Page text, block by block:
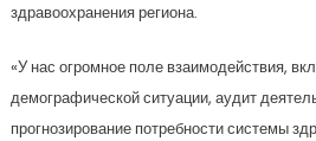
здравоохранения региона.
«У нас огромное поле взаимодействия,
демографической ситуации, аудит
прогнозирование потребности системы